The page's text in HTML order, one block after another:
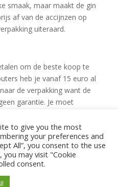
smaak, maar maakt de gin
af van de accijnzen op
uiteraard.
om de beste koop te
heb je vanaf 15 euro al
de verpakking want de
garantie. Je moet
zonder suiker, want
aan.
to give you the most
your preferences and
All”, you consent to the use
you may visit "Cookie
consent.